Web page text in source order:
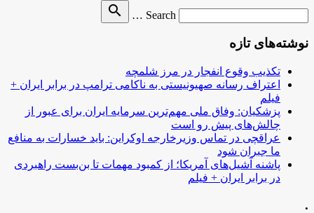
Search …
search
نوشته‌های تازه
تکذیب وقوع انفجار در مرز شلمچه
اعتراف رسانه صهیونیستی به ناکامی ترامپ در برابر ایران +
فیلم
پزشکیان: وفاق ملی مهم‌ترین سرمایه ایران برای عبور از
چالش‌های پیش رو است
عراقچی در تماس وزیرخارجه اوکراین: باید خسارات به منافع
ما جبران شود
پاشنه آشیل‌های آمریکا؛ از کمبود مهمات تا بن‌بست راهبردی
در برابر ایران + فیلم
.